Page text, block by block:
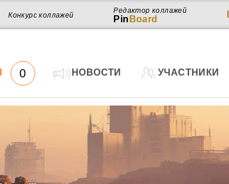
Редактор коллажей
Pin Board
Конкурс коллажей
0 НОВОСТИ УЧАСТНИКИ